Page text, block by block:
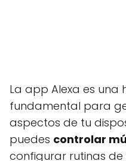
La app Alexa es una
fundamental para
aspectos de tu
puedes controlar
configurar rutinas